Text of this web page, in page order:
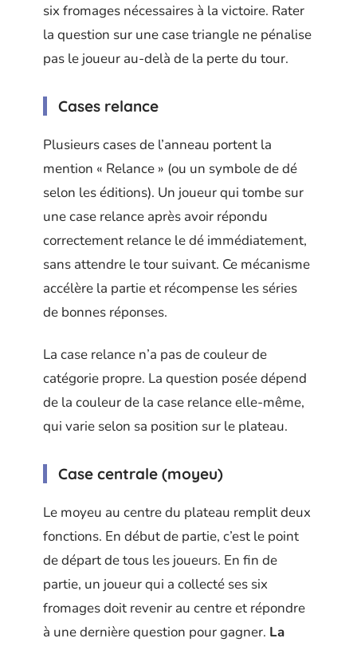
six fromages nécessaires à la victoire. Rater
la question sur une case triangle ne pénalise
pas le joueur au-delà de la perte du tour.
Cases relance
Plusieurs cases de l’anneau portent la
mention « Relance » (ou un symbole de dé
selon les éditions). Un joueur qui tombe sur
une case relance après avoir répondu
correctement relance le dé immédiatement,
sans attendre le tour suivant. Ce mécanisme
accélère la partie et récompense les séries
de bonnes réponses.
La case relance n’a pas de couleur de
catégorie propre. La question posée dépend
de la couleur de la case relance elle-même,
qui varie selon sa position sur le plateau.
Case centrale (moyeu)
Le moyeu au centre du plateau remplit deux
fonctions. En début de partie, c’est le point
de départ de tous les joueurs. En fin de
partie, un joueur qui a collecté ses six
fromages doit revenir au centre et répondre
à une dernière question pour gagner. La